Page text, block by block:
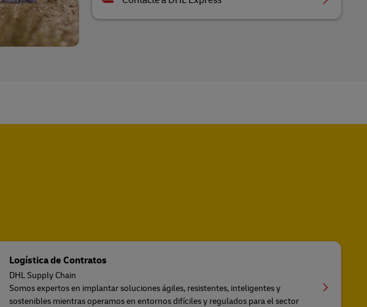
Logística de Contratos
DHL Supply Chain
Somos expertos en implantar soluciones ágiles, resistentes, inteligentes y
sostenibles mientras operamos en entornos difíciles y regulados para el sector